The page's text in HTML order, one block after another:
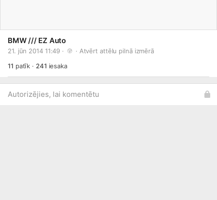
BMW /// EZ Auto
21. jūn 2014 11:49 · · Atvērt attēlu pilnā izmērā
11 patīk · 241 iesaka
Autorizējies, lai komentētu